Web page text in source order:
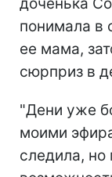
доченька
понимала в
ее мама,
сюрприз в
"Дени уже
моими
следила, но